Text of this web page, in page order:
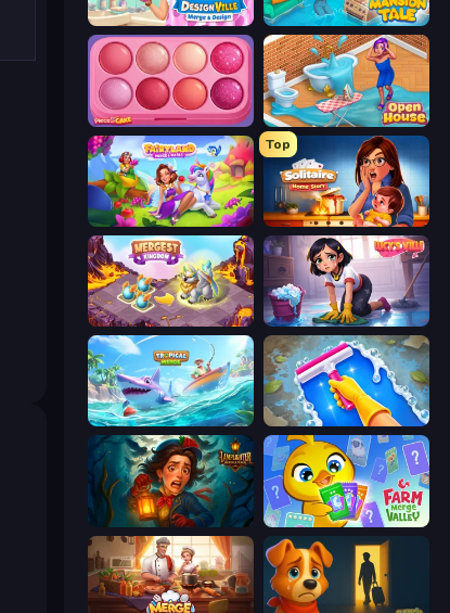
Designville: Merge & Design Mansion Tale: Merge Secrets
Piece of Cake: Merge and Bake Open House
Fairyland Merge & Magic
Top
Solitaire Home Story
Mergest Kingdom Lucy’s Ville
Tropical Merge Hotel Rush: Merge Story
Lamplighter: Merge & Magic Farm Merge Valley